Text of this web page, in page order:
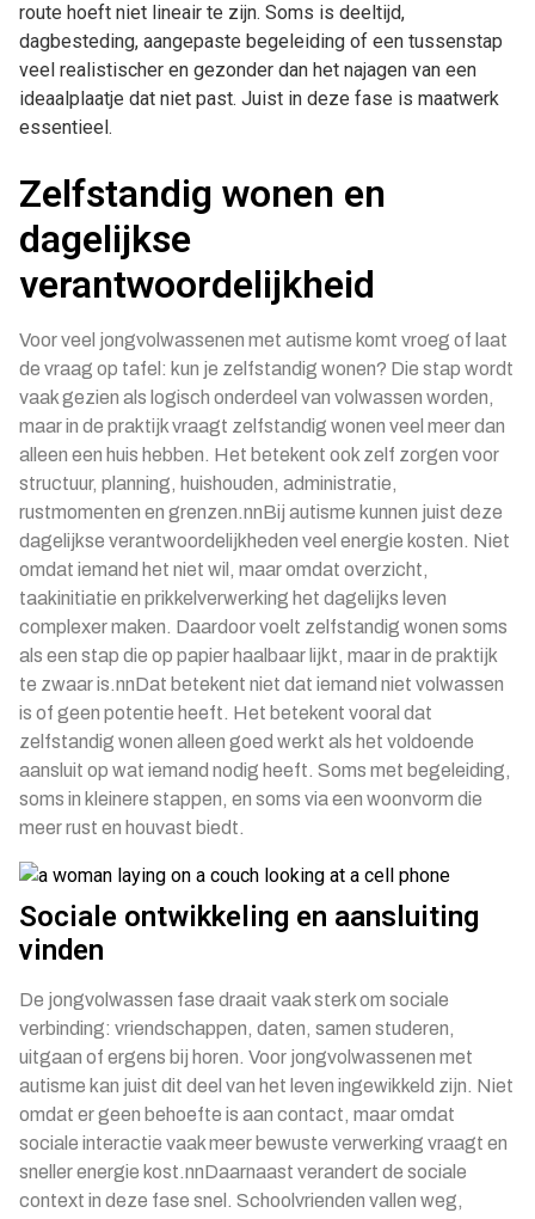
route hoeft niet lineair te zijn. Soms is deeltijd,
dagbesteding, aangepaste begeleiding of een tussenstap
veel realistischer en gezonder dan het najagen van een
ideaalplaatje dat niet past. Juist in deze fase is maatwerk
essentieel.
Zelfstandig wonen en
dagelijkse
verantwoordelijkheid
Voor veel jongvolwassenen met autisme komt vroeg of laat
de vraag op tafel: kun je zelfstandig wonen? Die stap wordt
vaak gezien als logisch onderdeel van volwassen worden,
maar in de praktijk vraagt zelfstandig wonen veel meer dan
alleen een huis hebben. Het betekent ook zelf zorgen voor
structuur, planning, huishouden, administratie,
rustmomenten en grenzen.nnBij autisme kunnen juist deze
dagelijkse verantwoordelijkheden veel energie kosten. Niet
omdat iemand het niet wil, maar omdat overzicht,
taakinitiatie en prikkelverwerking het dagelijks leven
complexer maken. Daardoor voelt zelfstandig wonen soms
als een stap die op papier haalbaar lijkt, maar in de praktijk
te zwaar is.nnDat betekent niet dat iemand niet volwassen
is of geen potentie heeft. Het betekent vooral dat
zelfstandig wonen alleen goed werkt als het voldoende
aansluit op wat iemand nodig heeft. Soms met begeleiding,
soms in kleinere stappen, en soms via een woonvorm die
meer rust en houvast biedt.
Sociale ontwikkeling en aansluiting
vinden
De jongvolwassen fase draait vaak sterk om sociale
verbinding: vriendschappen, daten, samen studeren,
uitgaan of ergens bij horen. Voor jongvolwassenen met
autisme kan juist dit deel van het leven ingewikkeld zijn. Niet
omdat er geen behoefte is aan contact, maar omdat
sociale interactie vaak meer bewuste verwerking vraagt en
sneller energie kost.nnDaarnaast verandert de sociale
context in deze fase snel. Schoolvrienden vallen weg,